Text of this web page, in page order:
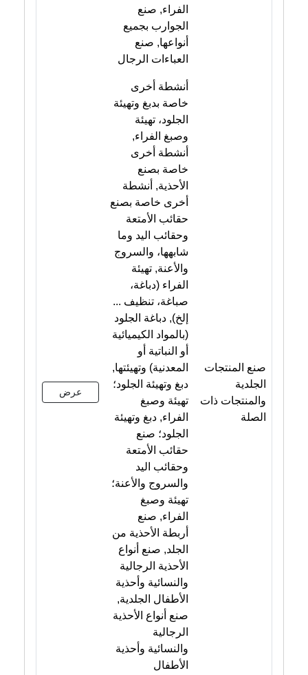
الفراء, صنع
الجوارب بجميع
أنواعها, صنع
العباءات الرجال
صنع المنتجات
الجلدية
والمنتجات ذات
الصلة
أنشطة أخرى
خاصة بدبغ وتهيئة
الجلود، تهيئة
وصبغ الفراء,
أنشطة أخرى
خاصة بصنع
الأحذية, أنشطة
أخرى خاصة بصنع
حقائب الأمتعة
وحقائب اليد وما
شابهها، والسروج
والأعنة, تهيئة
الفراء (دباغة،
صباغة، تنظيف ...
إلخ), دباغة الجلود
(بالمواد الكيميائية
أو النباتية أو
المعدنية) وتهيئتها,
دبغ وتهيئة الجلود؛
تهيئة وصبغ
الفراء, دبغ وتهيئة
الجلود؛ صنع
حقائب الأمتعة
وحقائب اليد
والسروج والأعنة؛
تهيئة وصبغ
الفراء, صنع
أربطة الأحذية من
الجلد, صنع أنواع
الأحذية الرجالية
والنسائية وأحذية
الأطفال الجلدية,
صنع أنواع الأحذية
الرجالية
والنسائية وأحذية
الأطفال
عرض